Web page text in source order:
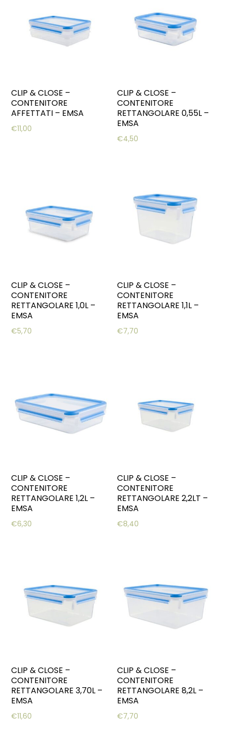
CLIP & CLOSE –
CONTENITORE
AFFETTATI – EMSA
€11,00
CLIP & CLOSE –
CONTENITORE
RETTANGOLARE 0,55L –
EMSA
€4,50
CLIP & CLOSE –
CONTENITORE
RETTANGOLARE 1,0L –
EMSA
€5,70
CLIP & CLOSE –
CONTENITORE
RETTANGOLARE 1,1L –
EMSA
€7,70
CLIP & CLOSE –
CONTENITORE
RETTANGOLARE 1,2L –
EMSA
€6,30
CLIP & CLOSE –
CONTENITORE
RETTANGOLARE 2,2LT –
EMSA
€8,40
CLIP & CLOSE –
CONTENITORE
RETTANGOLARE 3,70L –
EMSA
€11,60
CLIP & CLOSE –
CONTENITORE
RETTANGOLARE 8,2L –
EMSA
€7,70